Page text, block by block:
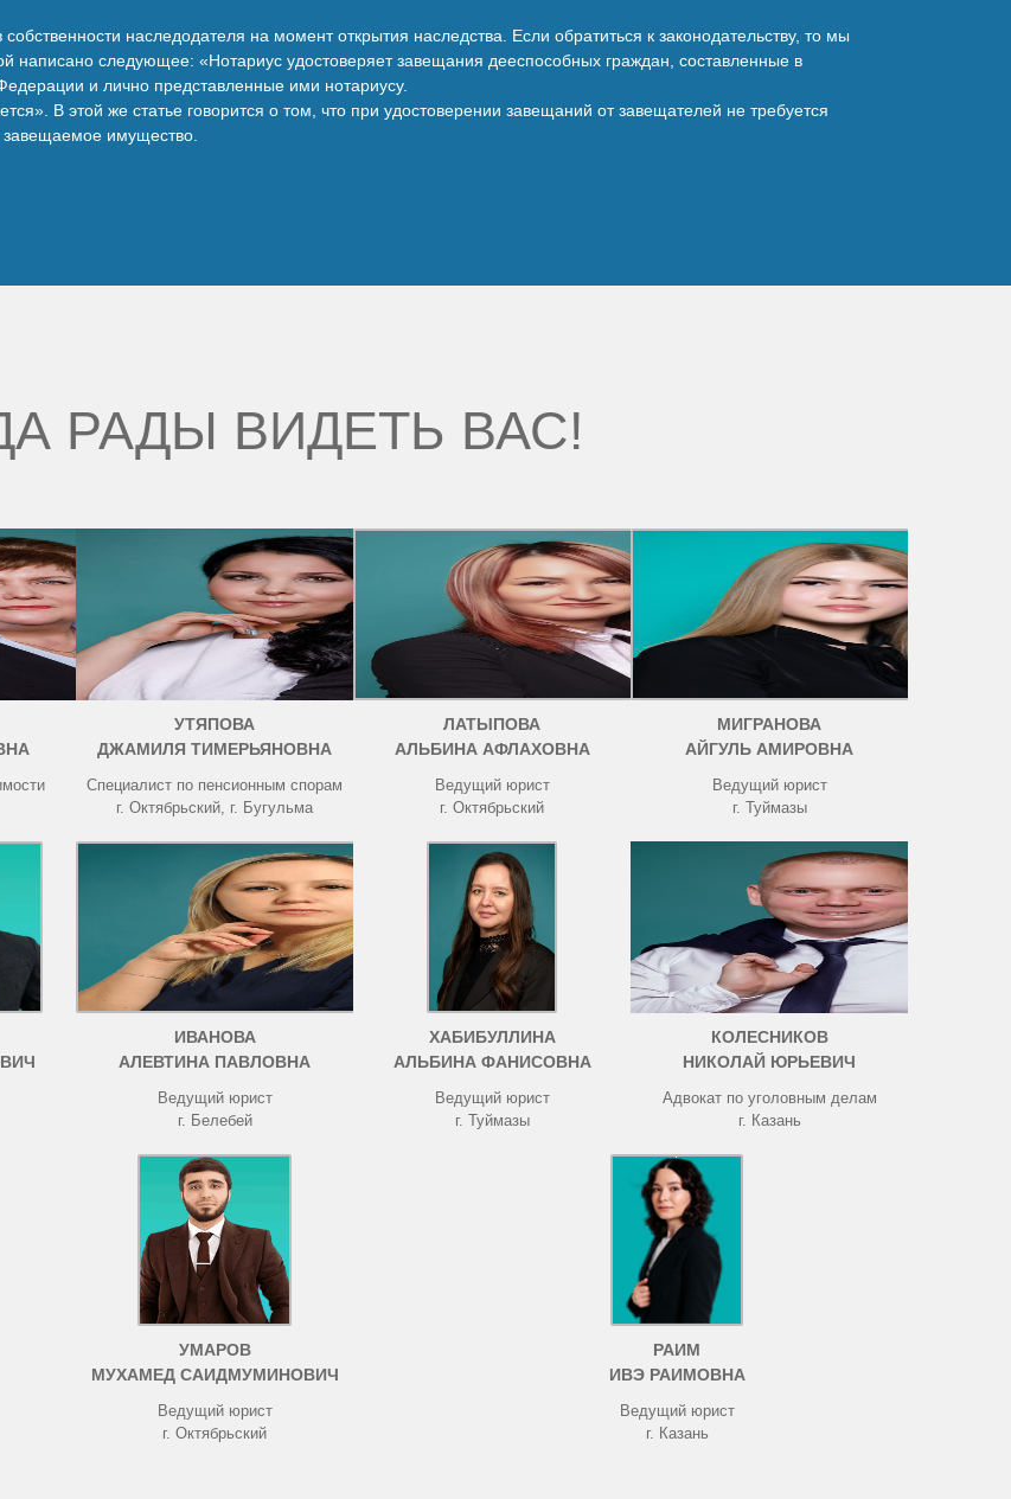
наследодателя на момент открытия наследства. Если обратиться к законодательству, то мы
написано следующее: «Нотариус удостоверяет завещания дееспособных граждан, составленные в
и лично представленные ими нотариусу.
В этой же статье говорится о том, что при удостоверении завещаний от завещателей не требуется
завещаемое имущество.
РАДЫ ВИДЕТЬ ВАС!
УТЯПОВА
ДЖАМИЛЯ ТИМЕРЬЯНОВНА
Специалист по пенсионным спорам
г. Октябрьский, г. Бугульма
ЛАТЫПОВА
АЛЬБИНА АФЛАХОВНА
Ведущий юрист
г. Октябрьский
МИГРАНОВА
АЙГУЛЬ АМИРОВНА
Ведущий юрист
г. Туймазы
ИВАНОВА
АЛЕВТИНА ПАВЛОВНА
Ведущий юрист
г. Белебей
ХАБИБУЛЛИНА
АЛЬБИНА ФАНИСОВНА
Ведущий юрист
г. Туймазы
КОЛЕСНИКОВ
НИКОЛАЙ ЮРЬЕВИЧ
Адвокат по уголовным делам
г. Казань
УМАРОВ
МУХАМЕД САИДМУМИНОВИЧ
Ведущий юрист
г. Октябрьский
РАИМ
ИВЭ РАИМОВНА
Ведущий юрист
г. Казань